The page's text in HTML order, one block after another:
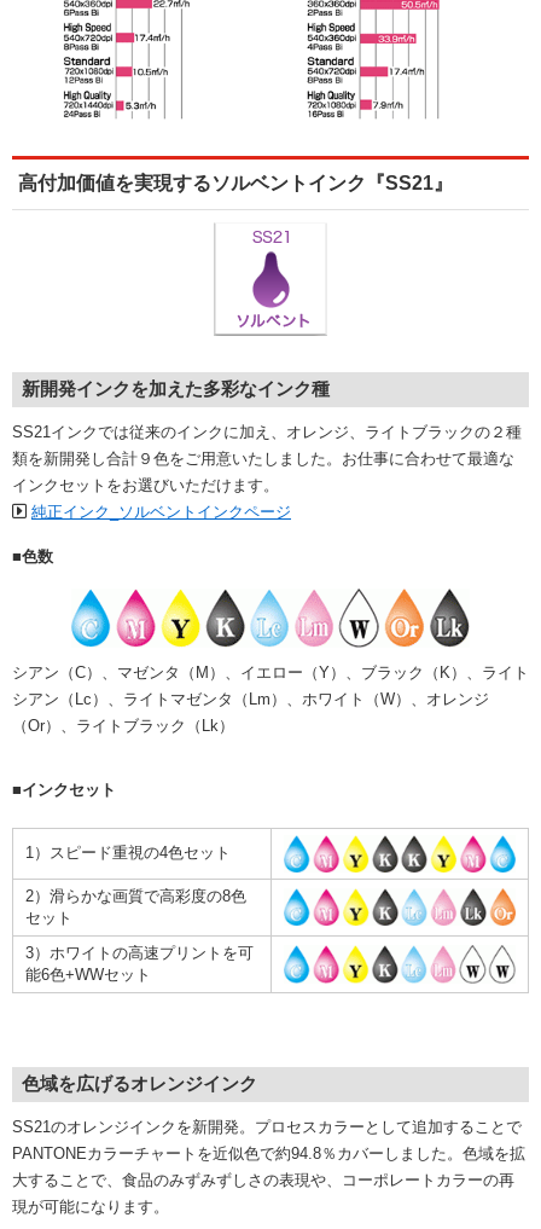
高付加価値を実現するソルベントインク『SS21』
新開発インクを加えた多彩なインク種
SS21インクでは従来のインクに加え、オレンジ、ライトブラックの２種
類を新開発し合計９色をご用意いたしました。お仕事に合わせて最適な
インクセットをお選びいただけます。
純正インク_ソルベントインクページ
■色数
シアン（C）、マゼンタ（M）、イエロー（Y）、ブラック（K）、ライト
シアン（Lc）、ライトマゼンタ（Lm）、ホワイト（W）、オレンジ
（Or）、ライトブラック（Lk）
■インクセット
1）スピード重視の4色セット
2）滑らかな画質で高彩度の8色
セット
3）ホワイトの高速プリントを可
能6色+WWセット
色域を広げるオレンジインク
SS21のオレンジインクを新開発。プロセスカラーとして追加することで
PANTONEカラーチャートを近似色で約94.8％カバーしました。色域を拡
大することで、食品のみずみずしさの表現や、コーポレートカラーの再
現が可能になります。